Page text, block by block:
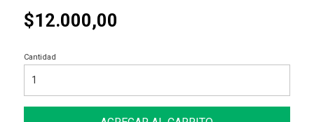
$12.000,00
Cantidad